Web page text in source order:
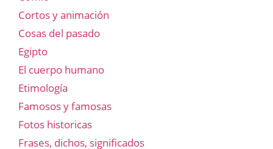
Cortos y animación
Cosas del pasado
Egipto
El cuerpo humano
Etimología
Famosos y famosas
Fotos historicas
Frases, dichos, significados